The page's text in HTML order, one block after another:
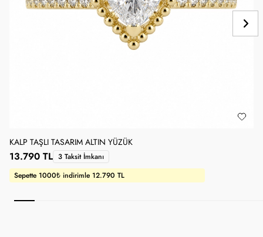
KALP TAŞLI TASARIM ALTIN YÜZÜK
Sepette 1000₺ indirimle 12.790 TL
13.790 TL 3 Taksit İmkanı